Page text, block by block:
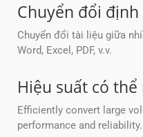
Chuyển đổi
Chuyển đổi tài liệu giữa
Word, Excel, PDF, v.v.
Hiệu suất có
Efficiently convert large
performance and reliability.